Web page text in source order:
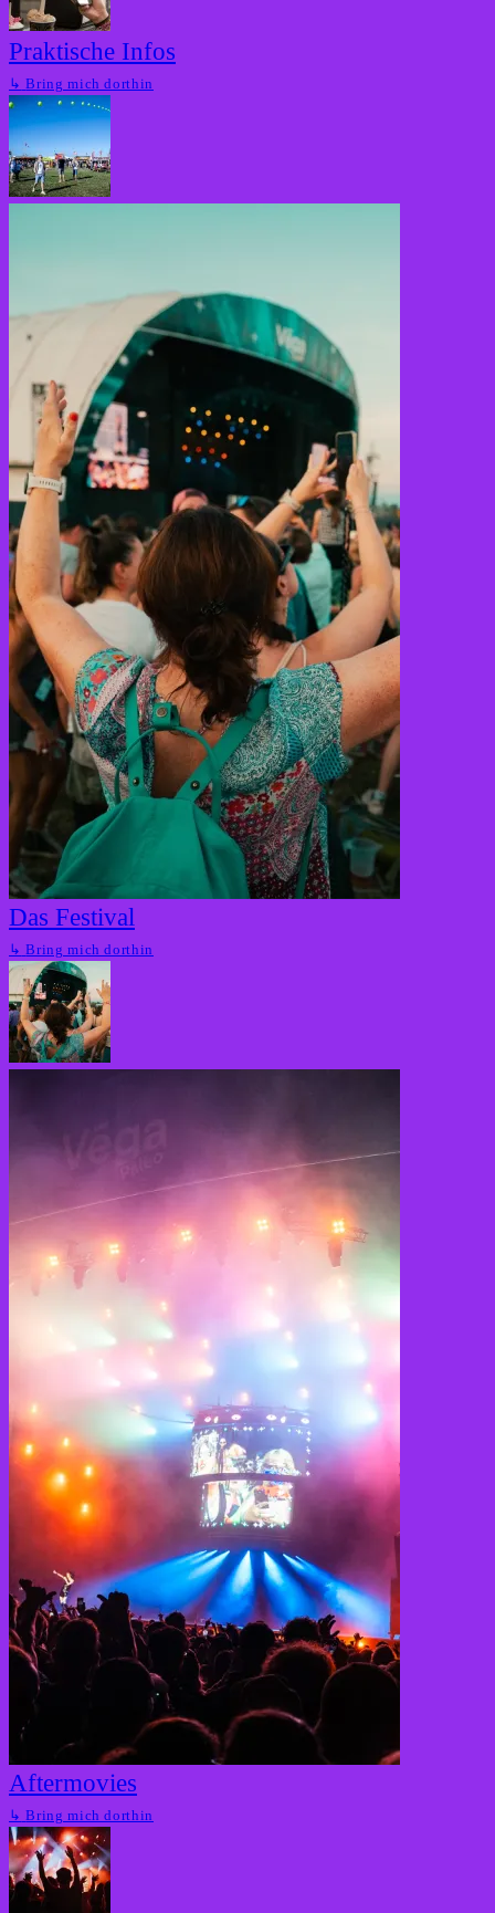
Praktische Infos
↳ Bring mich dorthin
Das Festival
↳ Bring mich dorthin
Aftermovies
↳ Bring mich dorthin